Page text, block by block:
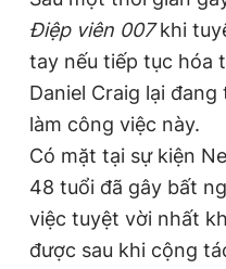
Điệp viên 007khi
tay nếu tiếp tục hóa
Daniel Craig lại
làm công việc này.
Có mặt tại sự kiện
48 tuổi đã gây bất
việc tuyệt vời nhất
được sau khi cộng